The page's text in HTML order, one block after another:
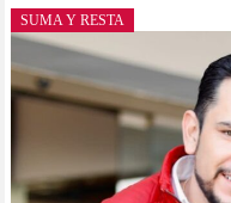
SUMA Y RESTA